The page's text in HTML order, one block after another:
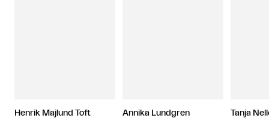
Henrik Majlund Toft Annika Lundgren Tanja